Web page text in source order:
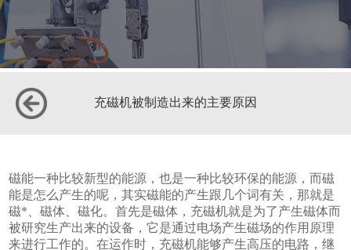
充磁机被制造出来的主要原因
磁能一种比较新型的能源，也是一种比较环保的能源，而磁
能是怎么产生的呢，其实磁能的产生跟几个词有关，那就是
磁*、磁体、磁化。首先是磁体，充磁机就是为了产生磁体而
被研究生产出来的设备，它是通过电场产生磁场的作用原理
来进行工作的。在运作时，充磁机能够产生高压的电路，继